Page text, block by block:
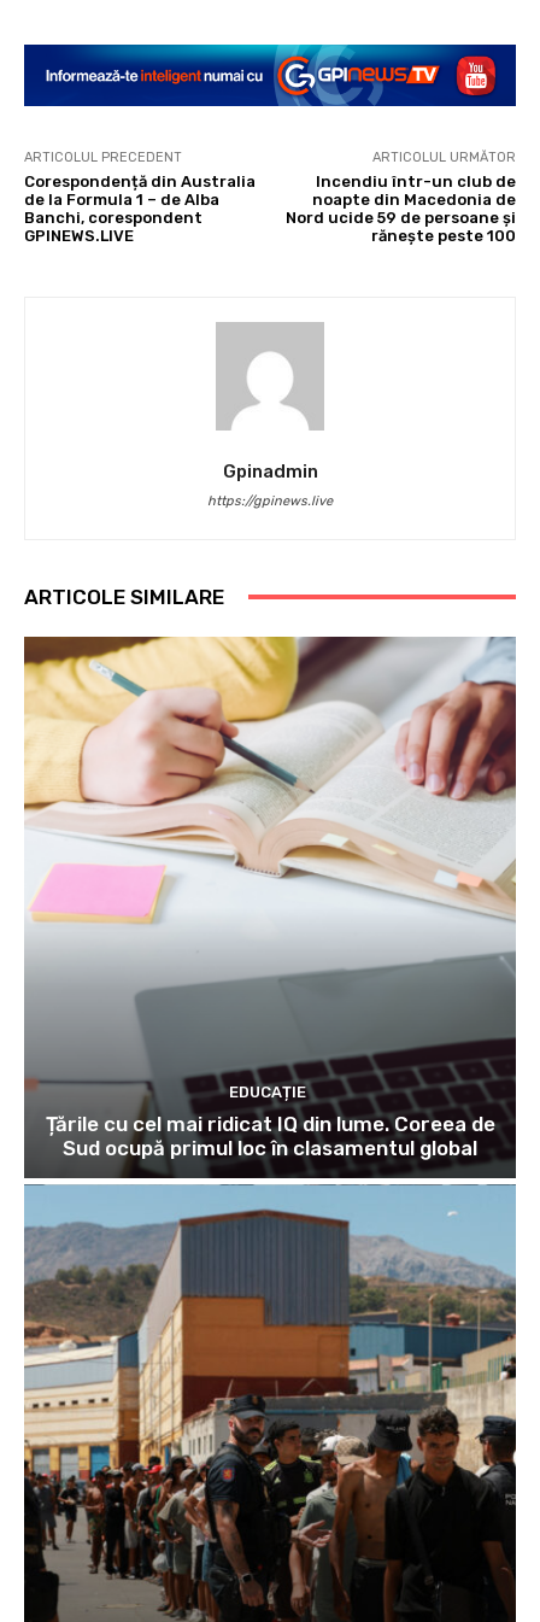
ARTICOLUL PRECEDENT
Corespondență din Australia
de la Formula 1 – de Alba
Banchi, corespondent
GPINEWS.LIVE
ARTICOLUL URMĂTOR
Incendiu într-un club de
noapte din Macedonia de
Nord ucide 59 de persoane și
rănește peste 100
Gpinadmin
https://gpinews.live
ARTICOLE SIMILARE
EDUCAȚIE
Țările cu cel mai ridicat IQ din lume. Coreea de
Sud ocupă primul loc în clasamentul global